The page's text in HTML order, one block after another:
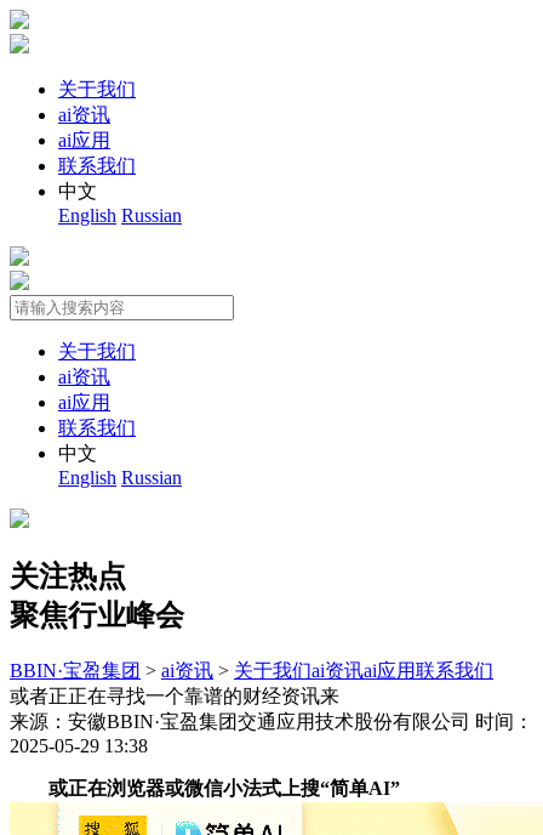
关于我们
ai资讯
ai应用
联系我们
中文
English Russian
关于我们
ai资讯
ai应用
联系我们
中文
English Russian
关注热点
聚焦行业峰会
BBIN·宝盈集团 > ai资讯 > 关于我们ai资讯ai应用联系我们
或者正正在寻找一个靠谱的财经资讯来
来源：安徽BBIN·宝盈集团交通应用技术股份有限公司 时间：
2025-05-29 13:38
或正在浏览器或微信小法式上搜“简单AI”